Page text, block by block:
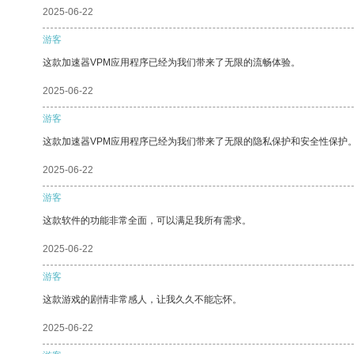
2025-06-22
游客
这款加速器VPM应用程序已经为我们带来了无限的流畅体验。
2025-06-22
游客
这款加速器VPM应用程序已经为我们带来了无限的隐私保护和安全性保护
2025-06-22
游客
这款软件的功能非常全面，可以满足我所有需求。
2025-06-22
游客
这款游戏的剧情非常感人，让我久久不能忘怀。
2025-06-22